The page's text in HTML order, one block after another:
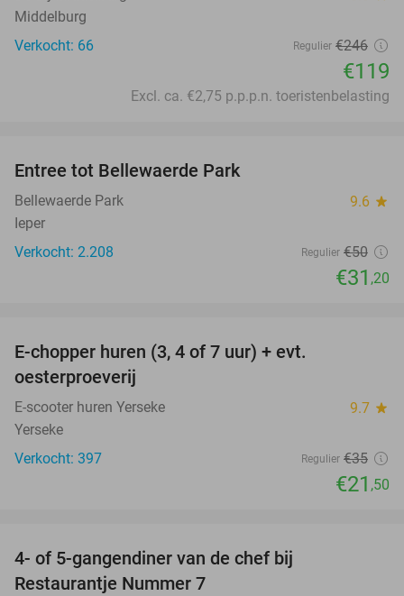
Middelburg
Verkocht: 66
Regulier €246
€119
Excl. ca. €2,75 p.p.p.n. toeristenbelasting
Entree tot Bellewaerde Park
Bellewaerde Park 9.6 star
Ieper
Verkocht: 2.208
Regulier €50
€31 ,20
E-chopper huren (3, 4 of 7 uur) + evt.
oesterproeverij
E-scooter huren Yerseke 9.7 star
Yerseke
Verkocht: 397
Regulier €35
€21 ,50
4- of 5-gangendiner van de chef bij
Restaurantje Nummer 7